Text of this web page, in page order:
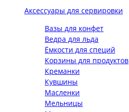
Аксессуары для сервировки
Вазы для конфет
Ведра для льда
Ёмкости для специй
Корзины для продуктов
Креманки
Кувшины
Масленки
Мельницы